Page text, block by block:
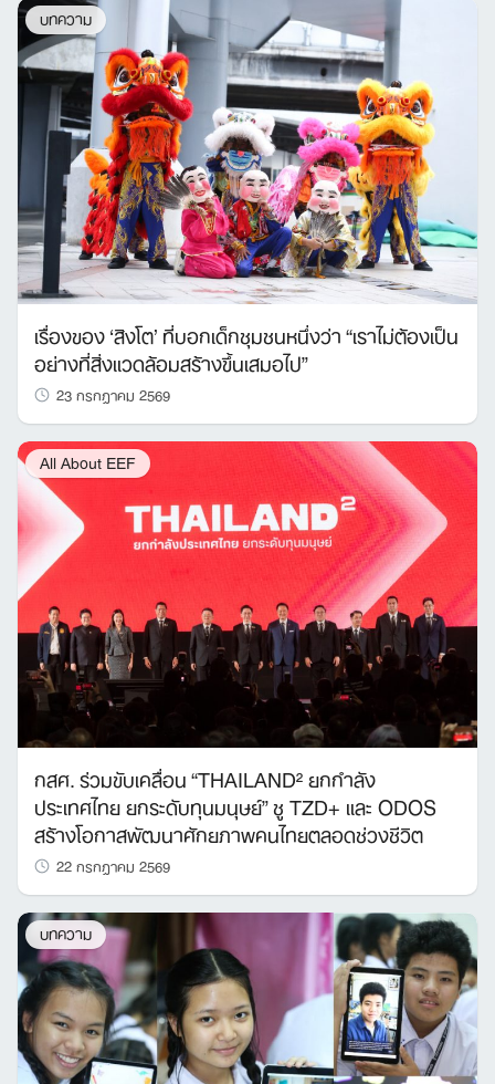
บทความ
เรื่องของ ‘สิงโต’ ที่บอกเด็กชุมชนหนึ่งว่า “เราไม่ต้องเป็น
อย่างที่สิ่งแวดล้อมสร้างขึ้นเสมอไป”
23 กรกฎาคม 2569
All About EEF
กสศ. ร่วมขับเคลื่อน “THAILAND² ยกกำลัง
ประเทศไทย ยกระดับทุนมนุษย์” ชู TZD+ และ ODOS
สร้างโอกาสพัฒนาศักยภาพคนไทยตลอดช่วงชีวิต
22 กรกฎาคม 2569
บทความ